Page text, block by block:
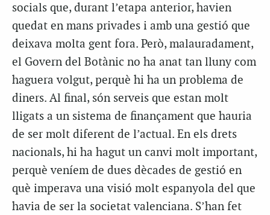
socials que, durant l’etapa anterior, havien
quedat en mans privades i amb una gestió que
deixava molta gent fora. Però, malauradament,
el Govern del Botànic no ha anat tan lluny com
haguera volgut, perquè hi ha un problema de
diners. Al final, són serveis que estan molt
lligats a un sistema de finançament que hauria
de ser molt diferent de l’actual. En els drets
nacionals, hi ha hagut un canvi molt important,
perquè veníem de dues dècades de gestió en
què imperava una visió molt espanyola del que
havia de ser la societat valenciana. S’han fet